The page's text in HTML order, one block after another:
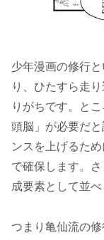
少年漫画の修行
り、ひたすら走
りがちです。と
頭脳」が必要だ
ンスを上げるた
で確保します。
成要素として並べ
つまり亀仙流の